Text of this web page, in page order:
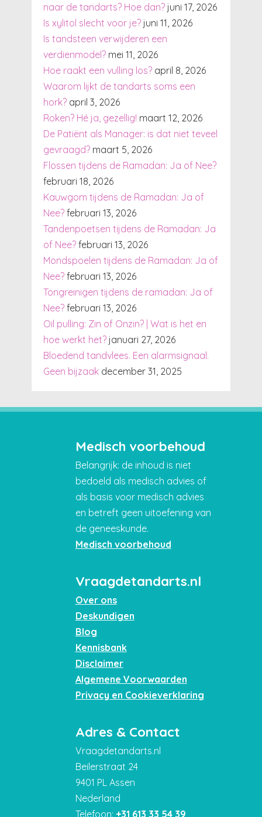
naar de tandarts? Hoe dan? juni 17, 2026
Is xylitol slecht voor je? juni 11, 2026
Is tandsteen verwijderen een
verdienmodel? mei 11, 2026
Hoe raakt een vulling los? april 8, 2026
Waarom lijkt de tandarts soms een
hork? april 3, 2026
Roken? Hé ja, gezellig! maart 12, 2026
De Patiënt als Manager: is dat niet teveel
gevraagd? maart 5, 2026
Flossen tijdens de Ramadan: Ja of Nee?
februari 18, 2026
Kauwgom tijdens de Ramadan: Ja of
Nee? februari 13, 2026
Tandenpoetsen tijdens de Ramadan: Ja
of Nee? februari 13, 2026
Mondspoelen tijdens de Ramadan: Ja of
Nee? februari 13, 2026
Tongreinigen tijdens de ramadan: Ja of
Nee? februari 13, 2026
Oil pulling: Zin of Onzin? | Wat is het en
hoe werkt het? januari 27, 2026
Bloedend tandvlees. Een alarmsignaal.
Geen bijzaak december 31, 2025
Medisch voorbehoud
Belangrijk: de inhoud is niet
bedoeld als medisch advies of
als basis voor medisch advies
en betreft geen uitoefening van
de geneeskunde.
Medisch voorbehoud
Vraagdetandarts.nl
Over ons
Deskundigen
Blog
Kennisbank
Disclaimer
Algemene Voorwaarden
Privacy en Cookieverklaring
Adres & Contact
Vraagdetandarts.nl
Beilerstraat 24
9401 PL Assen
Nederland
Telefoon: +31 613 33 54 39